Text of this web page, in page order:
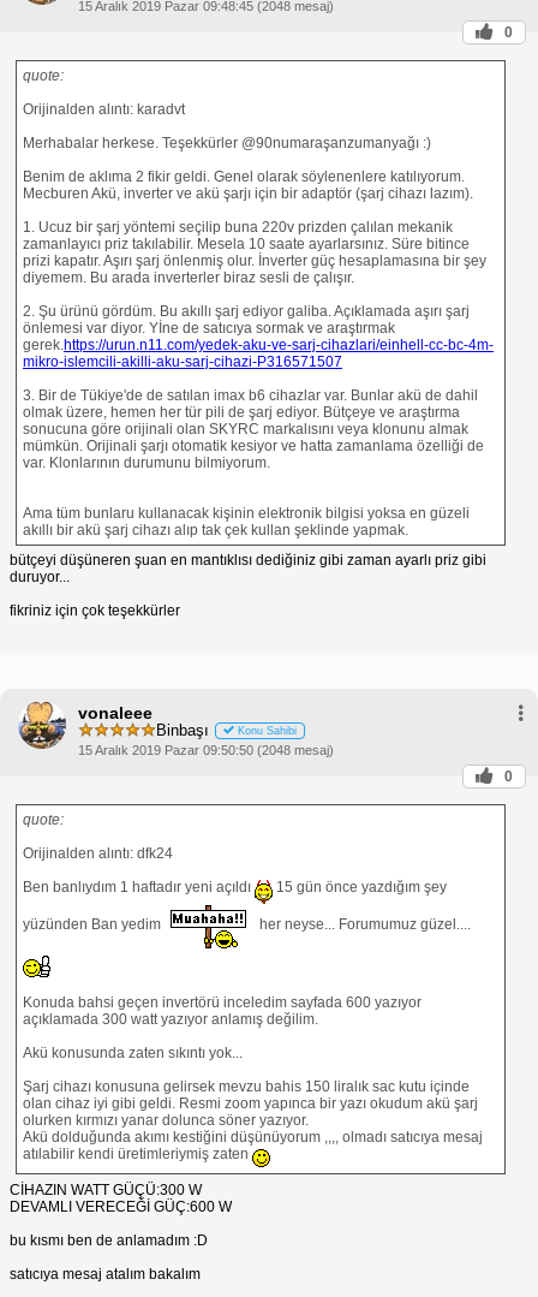
15 Aralık 2019 Pazar 09:48:45 (2048 mesaj)
0
quote:
Orijinalden alıntı: karadvt
Merhabalar herkese. Teşekkürler @90numaraşanzumanyağı :)
Benim de aklıma 2 fikir geldi. Genel olarak söylenenlere katılıyorum.
Mecburen Akü, inverter ve akü şarjı için bir adaptör (şarj cihazı lazım).
1. Ucuz bir şarj yöntemi seçilip buna 220v prizden çalılan mekanik
zamanlayıcı priz takılabilir. Mesela 10 saate ayarlarsınız. Süre bitince
prizi kapatır. Aşırı şarj önlenmiş olur. İnverter güç hesaplamasına bir şey
diyemem. Bu arada inverterler biraz sesli de çalışır.
2. Şu ürünü gördüm. Bu akıllı şarj ediyor galiba. Açıklamada aşırı şarj
önlemesi var diyor. Yİne de satıcıya sormak ve araştırmak
gerek.https://urun.n11.com/yedek-aku-ve-sarj-cihazlari/einhell-cc-bc-4m-
mikro-islemcili-akilli-aku-sarj-cihazi-P316571507
3. Bir de Tükiye'de de satılan imax b6 cihazlar var. Bunlar akü de dahil
olmak üzere, hemen her tür pili de şarj ediyor. Bütçeye ve araştırma
sonucuna göre orijinali olan SKYRC markalısını veya klonunu almak
mümkün. Orijinali şarjı otomatik kesiyor ve hatta zamanlama özelliği de
var. Klonlarının durumunu bilmiyorum.
Ama tüm bunlaru kullanacak kişinin elektronik bilgisi yoksa en güzeli
akıllı bir akü şarj cihazı alıp tak çek kullan şeklinde yapmak.
bütçeyi düşüneren şuan en mantıklısı dediğiniz gibi zaman ayarlı priz gibi
duruyor...
fikriniz için çok teşekkürler
vonaleee
Binbaşı Konu Sahibi
15 Aralık 2019 Pazar 09:50:50 (2048 mesaj)
0
quote:
Orijinalden alıntı: dfk24
Ben banlıydım 1 haftadır yeni açıldı
15 gün önce yazdığım şey
yüzünden Ban yedim her neyse... Forumumuz güzel....
Konuda bahsi geçen invertörü inceledim sayfada 600 yazıyor
açıklamada 300 watt yazıyor anlamış değilim.
Akü konusunda zaten sıkıntı yok...
Şarj cihazı konusuna gelirsek mevzu bahis 150 liralık sac kutu içinde
olan cihaz iyi gibi geldi. Resmi zoom yapınca bir yazı okudum akü şarj
olurken kırmızı yanar dolunca söner yazıyor.
Akü dolduğunda akımı kestiğini düşünüyorum ,,,, olmadı satıcıya mesaj
atılabilir kendi üretimleriymiş zaten
CİHAZIN WATT GÜÇÜ:300 W
DEVAMLI VERECEĞİ GÜÇ:600 W
bu kısmı ben de anlamadım :D
satıcıya mesaj atalım bakalım